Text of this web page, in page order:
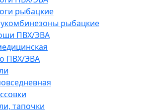
рыбацкие
рыбацкие
ПВХ/ЭВА
ПВХ/ЭВА
тапочки